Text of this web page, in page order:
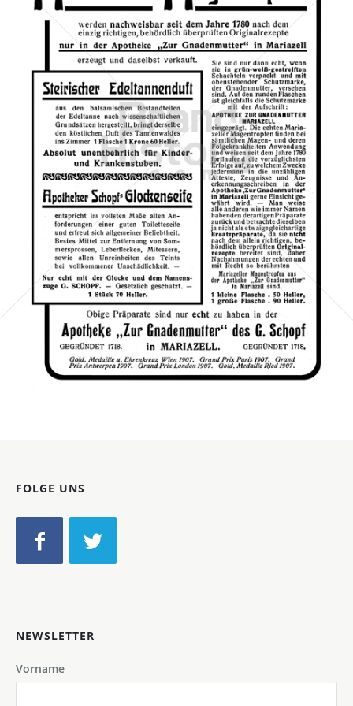
Apotheke "Zur Gnadenmutter", Mariazell
Apotheke und Drogerie "Zur Gnadenmutter"
1908
Bild-ID: 46682
FOLGE UNS
NEWSLETTER
Vorname